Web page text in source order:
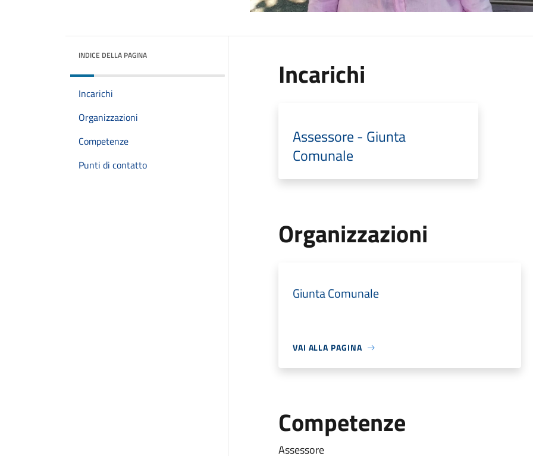
INDICE DELLA PAGINA
Incarichi
Organizzazioni
Competenze
Punti di contatto
Incarichi
Assessore - Giunta
Comunale
Organizzazioni
Giunta Comunale
VAI ALLA PAGINA
Competenze
Assessore